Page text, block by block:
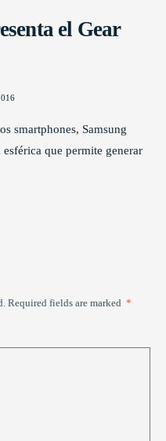
el Gear
smartphones, Samsung
que permite generar
Required fields are marked *